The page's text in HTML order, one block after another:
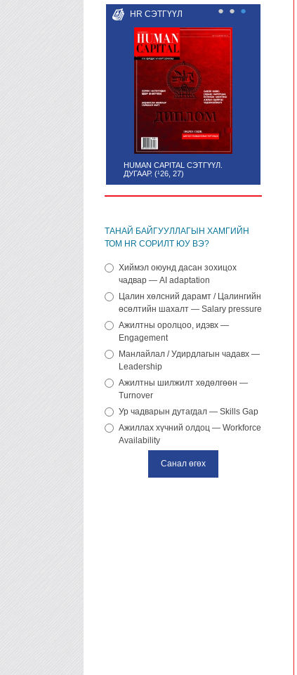
HR СЭТГҮҮЛ
HUMAN CAPITAL СЭТГҮҮЛ.
ДУГААР. (¹26, 27)
● ● ●
ТАНАЙ БАЙГУУЛЛАГЫН ХАМГИЙН
ТОМ HR СОРИЛТ ЮУ ВЭ?
Хиймэл оюунд дасан зохицох
чадвар — AI adaptation
Цалин хөлсний дарамт / Цалингийн
өсөлтийн шахалт — Salary pressure
Ажилтны оролцоо, идэвх —
Engagement
Манлайлал / Удирдлагын чадавх —
Leadership
Ажилтны шилжилт хөдөлгөөн —
Turnover
Ур чадварын дутагдал — Skills Gap
Ажиллах хүчний олдоц — Workforce
Availability